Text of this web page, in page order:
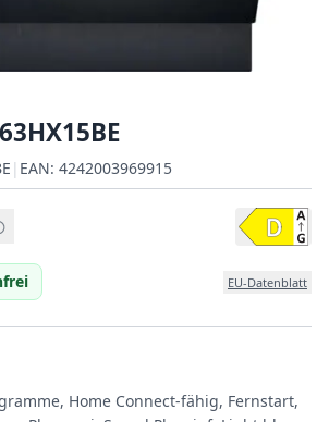
|EAN:
EAN: 4242003969915
EU-Datenblatt
Home Connect-fähig, Fernstart,